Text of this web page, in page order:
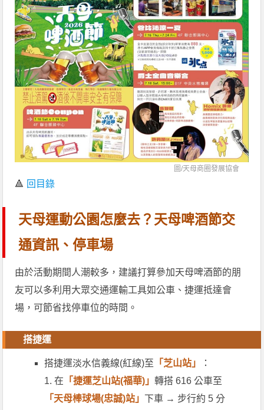
圖/天母商圈發展協會
🔺 回目錄
天母運動公園怎麼去？天母啤酒節交
通資訊、停車場
由於活動期間人潮較多，建議打算參加天母啤酒節的朋
友可以多利用大眾交通運輸工具如公車、捷運抵達會
場，可節省找停車位的時間。
搭捷運
搭捷運淡水信義線(紅線)至 「芝山站」
：
1. 在 「捷運芝山站(福華)」轉搭 616 公車至
「天母棒球場(忠誠)站」 下車 → 步行約 5 分